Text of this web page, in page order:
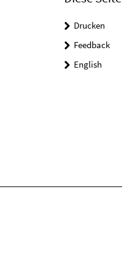
Drucken
Feedback
English